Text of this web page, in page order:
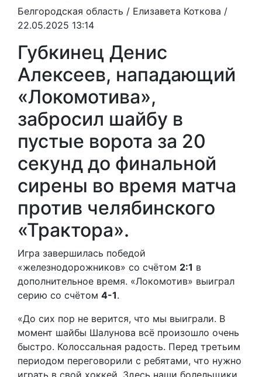
Белгородская область / Елизавета Коткова /
22.05.2025 13:14
Губкинец Денис
Алексеев, нападающий
«Локомотива»,
забросил шайбу в
пустые ворота за 20
секунд до финальной
сирены во время матча
против челябинского
«Трактора».
Игра завершилась победой
«железнодорожников» со счётом 2:1 в
дополнительное время. «Локомотив» выиграл
серию со счётом 4-1.
«До сих пор не верится, что мы выиграли. В
момент шайбы Шалунова всё произошло очень
быстро. Колоссальная радость. Перед третьим
периодом переговорили с ребятами, что нужно
играть в свой хоккей. Здесь наши болельщики.